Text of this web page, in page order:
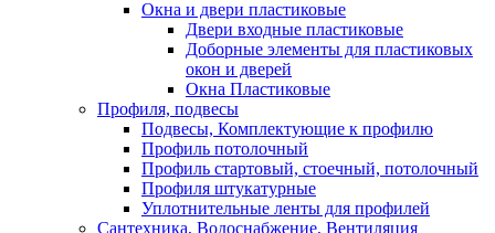
Окна и двери пластиковые
Двери входные пластиковые
Доборные элементы для пластиковых
окон и дверей
Окна Пластиковые
Профиля, подвесы
Подвесы, Комплектующие к профилю
Профиль потолочный
Профиль стартовый, стоечный, потолочный
Профиля штукатурные
Уплотнительные ленты для профилей
Сантехника, Водоснабжение, Вентиляция